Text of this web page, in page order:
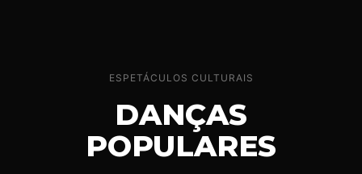
ESPETÁCULOS CULTURAIS
DANÇAS
POPULARES